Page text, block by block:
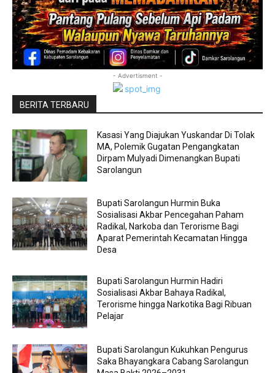
- Advertisment -
BERITA TERBARU
Kasasi Yang Diajukan Yuskandar Di Tolak
MA, Polemik Gugatan Pengangkatan
Dirpam Mulyadi Dimenangkan Bupati
Sarolangun
Bupati Sarolangun Hurmin Buka
Sosialisasi Akbar Pencegahan Paham
Radikal, Narkoba dan Terorisme Bagi
Aparat Pemerintah Kecamatan Hingga
Desa
Bupati Sarolangun Hurmin Hadiri
Sosialisasi Akbar Bahaya Radikal,
Terorisme hingga Narkotika Bagi Ribuan
Pelajar
Bupati Sarolangun Kukuhkan Pengurus
Saka Bhayangkara Cabang Sarolangun